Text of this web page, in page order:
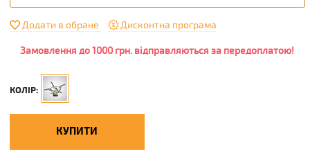
Додати в обране Дисконтна програма
Замовлення до 1000 грн. відправляються за передоплатою!
КОЛІР:
КУПИТИ